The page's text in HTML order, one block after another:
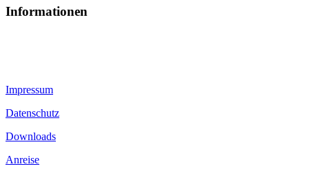
Informationen
Impressum
Datenschutz
Downloads
Anreise